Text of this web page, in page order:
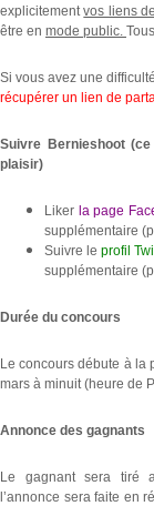
explicitementvos liens
être en mode public.
Si vous avez une
récupérer un lien de
Suivre Bernieshoot
plaisir)
Liker la page
supplémentaire
Suivre leprofil
supplémentaire
Durée du concours
Le concours débute à la
mars à minuit (heure de
Annonce des gagnants
Le gagnant sera tiré
l’annonce sera faite en